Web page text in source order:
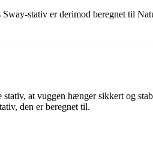
stativ er derimod beregnet til
at vuggen hænger sikkert og
den er beregnet til.